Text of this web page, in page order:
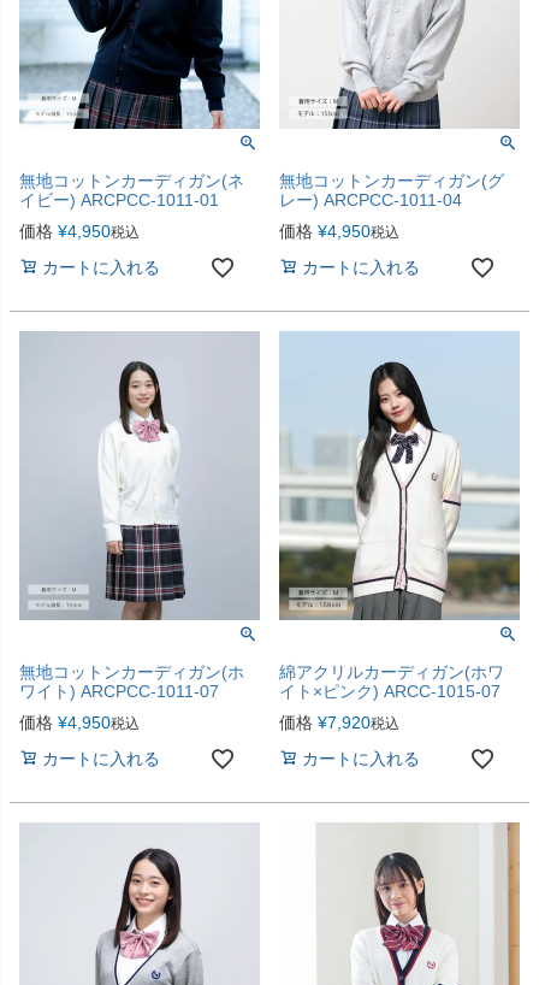
無地コットンカーディガン(ネ
イビー) ARCPCC-1011-01
価格 ¥4,950税込
カートに入れる
無地コットンカーディガン(グ
レー) ARCPCC-1011-04
価格 ¥4,950税込
カートに入れる
無地コットンカーディガン(ホ
ワイト) ARCPCC-1011-07
価格 ¥4,950税込
カートに入れる
綿アクリルカーディガン(ホワ
イト×ピンク) ARCC-1015-07
価格 ¥7,920税込
カートに入れる